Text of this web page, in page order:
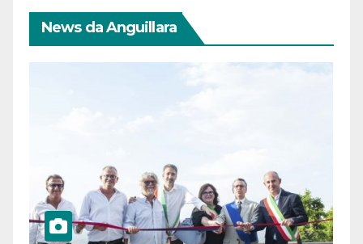
News da Anguillara